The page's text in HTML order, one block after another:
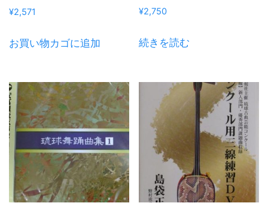
¥2,571
お買い物カゴに追加
¥2,750
続きを読む